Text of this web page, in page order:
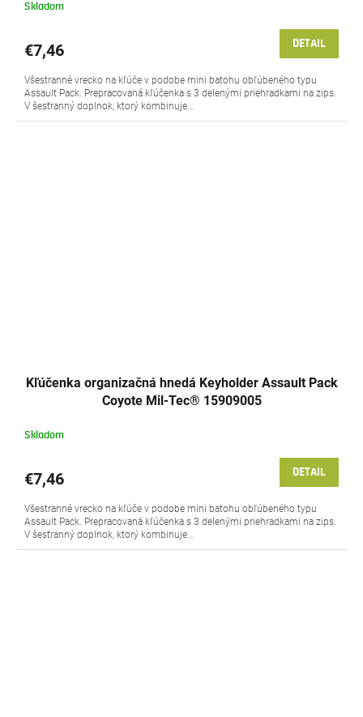
Skladom
€7,46 DETAIL
Všestranné vrecko na kľúče v podobe mini batohu obľúbeného typu
Assault Pack. Prepracovaná kľúčenka s 3 delenými priehradkami na zips.
V šesťranný doplnok, ktorý kombinuje...
Kľúčenka organizačná hnedá Keyholder Assault Pack
Coyote Mil-Tec® 15909005
Skladom
€7,46 DETAIL
Všestranné vrecko na kľúče v podobe mini batohu obľúbeného typu
Assault Pack. Prepracovaná kľúčenka s 3 delenými priehradkami na zips.
V šesťranný doplnok, ktorý kombinuje...